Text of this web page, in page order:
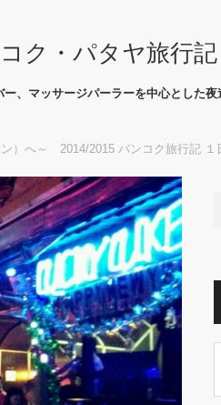
ク・パタヤ旅行記
、マッサージパーラーを中心とした
）へ～ 2014/2015 バンコク旅行記 １